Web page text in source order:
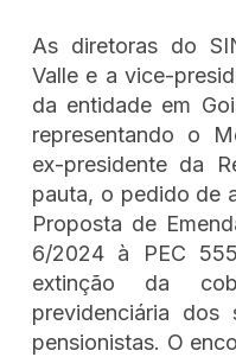
As diretoras do
Valle e a vice-
da entidade em
representando o
ex-presidente da
pauta, o pedido de
Proposta de
6/2024 à PEC
extinção da
previdenciária dos
pensionistas. O